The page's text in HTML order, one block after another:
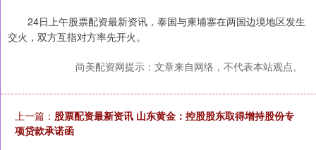
24日上午股票配资最新资讯，泰国与柬埔寨在两国边境地区发生
交火，双方互指对方率先开火。
尚美配资网提示：文章来自网络，不代表本站观点。
上一篇： 股票配资最新资讯 山东黄金：控股股东取得增持股份专
项贷款承诺函